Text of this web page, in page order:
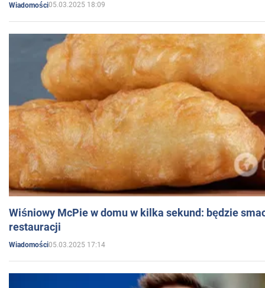
Wiadomości05.03.2025 18:09
Wiśniowy McPie w domu w kilka sekund: będzie
restauracji
Wiadomości05.03.2025 17:14